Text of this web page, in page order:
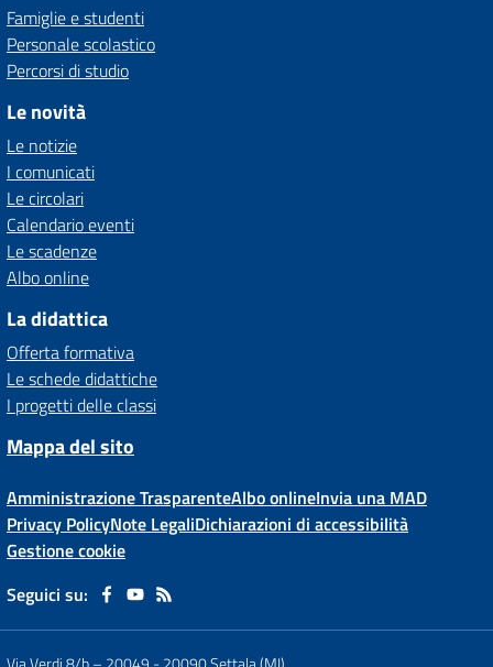
Famiglie e studenti
Personale scolastico
Percorsi di studio
Le novità
Le notizie
I comunicati
Le circolari
Calendario eventi
Le scadenze
Albo online
La didattica
Offerta formativa
Le schede didattiche
I progetti delle classi
Mappa del sito
Amministrazione TrasparenteAlbo onlineInvia una MAD
Privacy PolicyNote LegaliDichiarazioni di accessibilità
Gestione cookie
Seguici su: